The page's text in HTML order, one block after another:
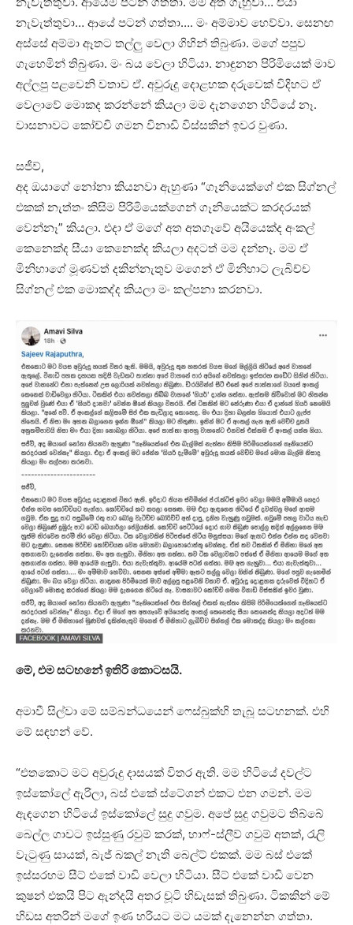
නැවැත්තුවා… ආයේ පටන් ගත්තා…. මං අම්මාව හෙව්වා. සෙනඟ
අස්සේ අම්මා ඈතට තල්ලු වෙලා ගිහින් තිබුණා. මගේ පපුව
ගැහෙමින් තිබුණා. මං බය වෙලා හිටියා. නාඳුනන පිරිමියෙක් මාව
අල්ලපු පළවෙනි වතාව ඒ. අවුරුදු දොළහක දරුවෙක් විදිහට ඒ
වෙලාවේ මොකද කරන්නේ කියලා මම දැනගෙන හිටියේ නෑ.
වාසනාවට කෝච්චි ගමන විනාඩි විස්සකින් ඉවර වුණා.
සජීව්,
අද ඔයාගේ නෝනා කියනවා ඇහුණා “ගෑනියෙක්ගේ එක සිග්නල්
එකක් නැත්තං කිසිම පිරිමියෙක්ගෙන් ගෑනියෙක්ට කරදරයක්
වෙන්නෑ” කියලා. එදා ඒ මගේ අත අතගෑවේ අයියෙක්ද අංකල්
කෙනෙක්ද සීයා කෙනෙක්ද කියලා අදටත් මම දන්නෑ. මම ඒ
මිනිහාගේ මූණවත් දකින්නැතුව මගෙන් ඒ මිනිහාට ලැබිච්ච
සිග්නල් එක මොකද්ද කියලා මං කල්පනා කරනවා.
මේ, එම සටහනේ ඉතිරි කොටසයි.
අමාවී සිල්වා මේ සම්බන්ධයෙන් ෆෙස්බුක්හි තැබූ සටහනක්. එහි
මේ සඳහන් වේ.
“එතකොට මට අවුරුදු දාසයක් විතර ඇති. මම හිටියේ දවල්ට
ඉස්කෝලේ ඇරිලා, බස් එකේ ස්ටේශන් එකට එන ගමන්. මම
ඇඳගෙන හිටියේ ඉස්කෝලේ සුදු ගවුම. අපේ සුදු ගවුමට තිබ්බේ
බෙල්ල ගාවට ඉස්සුණු රවුම් කරක්, හාෆ්-ස්ලීව් ගවුම් අතක්, රැලි
වැටුණු සායක්, බැජ් බකල් නැති බෙල්ට් එකක්. මම බස් එකේ
ඉස්සරහම සීට් එකේ වාඩි වෙලා හිටියා. සීට් එකේ වාඩි වෙන
කුෂන් එකයි පිට ඇන්දයි අතර චූටි හිඩැසක් තිබුණා. ටිකකින් මේ
හිඩස අතරින් මගේ ඉණ හරියට මට යමක් දැනෙන්න ගත්තා.